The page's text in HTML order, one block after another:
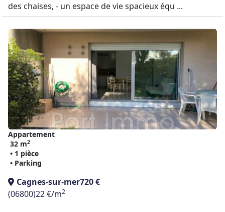
des chaises, - un espace de vie spacieux équ ...
Appartement
32 m2
• 1 pièce
• Parking
Cagnes-sur-mer720 €
(06800)22 €/m2